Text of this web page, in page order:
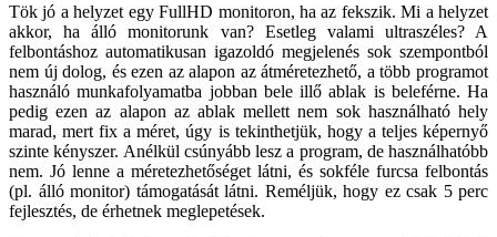
Tök jó a helyzet egy FullHD monitoron, ha az fekszik. Mi a helyzet
akkor, ha álló monitorunk van? Esetleg valami ultraszéles? A
felbontáshoz automatikusan igazoldó megjelenés sok szempontból
nem új dolog, és ezen az alapon az átméretezhető, a több programot
használó munkafolyamatba jobban bele illő ablak is beleférne. Ha
pedig ezen az alapon az ablak mellett nem sok használható hely
marad, mert fix a méret, úgy is tekinthetjük, hogy a teljes képernyő
szinte kényszer. Anélkül csúnyább lesz a program, de használhatóbb
nem. Jó lenne a méretezhetőséget látni, és sokféle furcsa felbontás
(pl. álló monitor) támogatását látni. Reméljük, hogy ez csak 5 perc
fejlesztés, de érhetnek meglepetések.